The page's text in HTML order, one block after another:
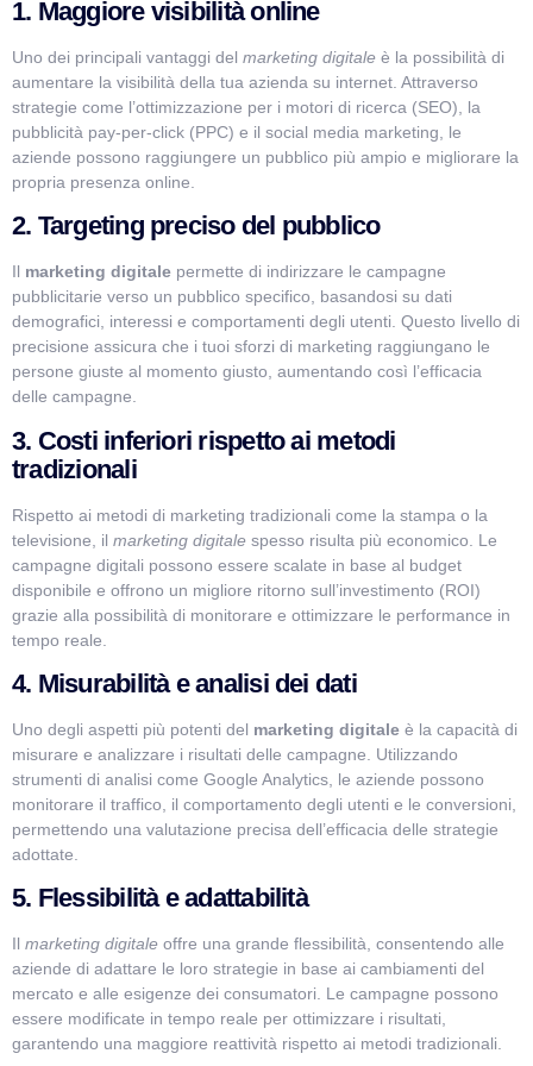
1. Maggiore visibilità online
Uno dei principali vantaggi del marketing digitale è la possibilità di
aumentare la visibilità della tua azienda su internet. Attraverso
strategie come l’ottimizzazione per i motori di ricerca (SEO), la
pubblicità pay-per-click (PPC) e il social media marketing, le
aziende possono raggiungere un pubblico più ampio e migliorare la
propria presenza online.
2. Targeting preciso del pubblico
Il marketing digitale permette di indirizzare le campagne
pubblicitarie verso un pubblico specifico, basandosi su dati
demografici, interessi e comportamenti degli utenti. Questo livello di
precisione assicura che i tuoi sforzi di marketing raggiungano le
persone giuste al momento giusto, aumentando così l’efficacia
delle campagne.
3. Costi inferiori rispetto ai metodi
tradizionali
Rispetto ai metodi di marketing tradizionali come la stampa o la
televisione, il marketing digitale spesso risulta più economico. Le
campagne digitali possono essere scalate in base al budget
disponibile e offrono un migliore ritorno sull’investimento (ROI)
grazie alla possibilità di monitorare e ottimizzare le performance in
tempo reale.
4. Misurabilità e analisi dei dati
Uno degli aspetti più potenti del marketing digitale è la capacità di
misurare e analizzare i risultati delle campagne. Utilizzando
strumenti di analisi come Google Analytics, le aziende possono
monitorare il traffico, il comportamento degli utenti e le conversioni,
permettendo una valutazione precisa dell’efficacia delle strategie
adottate.
5. Flessibilità e adattabilità
Il marketing digitale offre una grande flessibilità, consentendo alle
aziende di adattare le loro strategie in base ai cambiamenti del
mercato e alle esigenze dei consumatori. Le campagne possono
essere modificate in tempo reale per ottimizzare i risultati,
garantendo una maggiore reattività rispetto ai metodi tradizionali.